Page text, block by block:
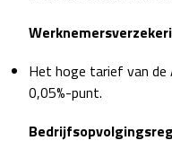
Het hoge tarief van
0,05%-punt.